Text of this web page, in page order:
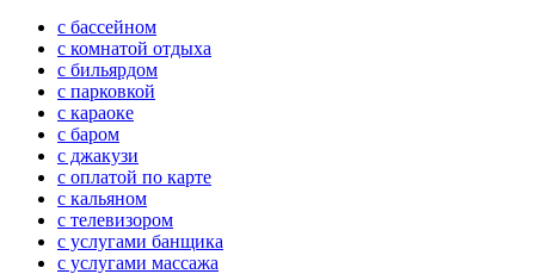
с бассейном
с комнатой отдыха
с бильярдом
с парковкой
с караоке
с баром
с джакузи
с оплатой по карте
с кальяном
с телевизором
с услугами банщика
с услугами массажа